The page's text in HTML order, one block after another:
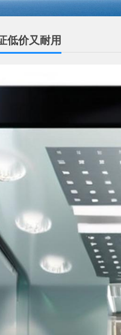
低价又耐用